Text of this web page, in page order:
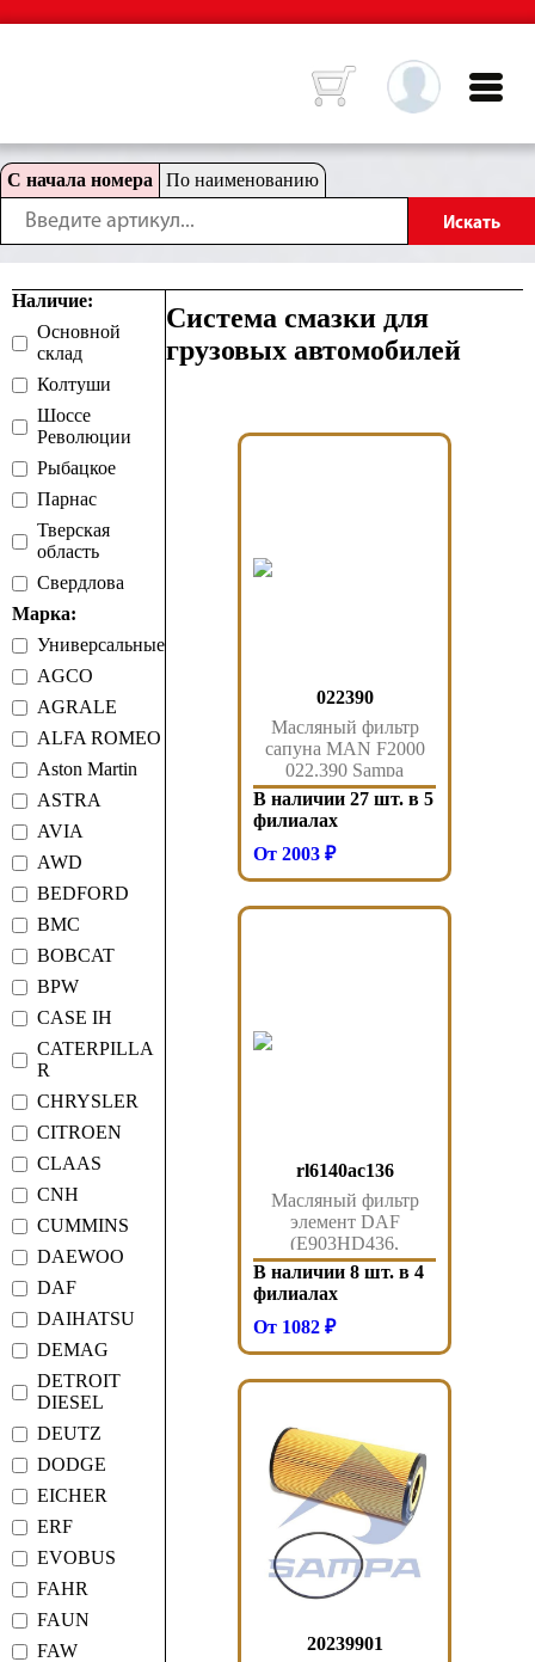
С начала номера По наименованию
Наличие:
Основной
склад
Колтуши
Шоссе
Революции
Рыбацкое
Парнас
Тверская
область
Свердлова
Марка:
Универсальные
AGCO
AGRALE
ALFA ROMEO
Aston Martin
ASTRA
AVIA
AWD
BEDFORD
BMC
BOBCAT
BPW
CASE IH
CATERPILLA
R
CHRYSLER
CITROEN
CLAAS
CNH
CUMMINS
DAEWOO
DAF
DAIHATSU
DEMAG
DETROIT
DIESEL
DEUTZ
DODGE
EICHER
ERF
EVOBUS
FAHR
FAUN
FAW
Система смазки для
грузовых автомобилей
022390
Масляный фильтр
сапуна MAN F2000
022.390 Sampa
В наличии 27 шт. в 5
филиалах
От 2003 ₽
rl6140ac136
Масляный фильтр
элемент DAF
(E903HD436,
HU12009z)
rl6140ac136 Sorl
В наличии 8 шт. в 4
филиалах
От 1082 ₽
20239901